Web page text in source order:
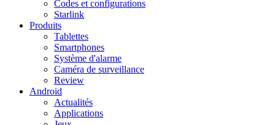
Codes et configurations
Starlink
Produits
Tablettes
Smartphones
Système d'alarme
Caméra de surveillance
Review
Android
Actualités
Applications